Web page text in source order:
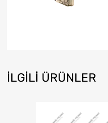
İLGILI ÜRÜNLER